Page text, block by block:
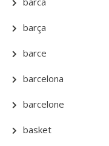
barça
barce
barcelona
barcelone
basket